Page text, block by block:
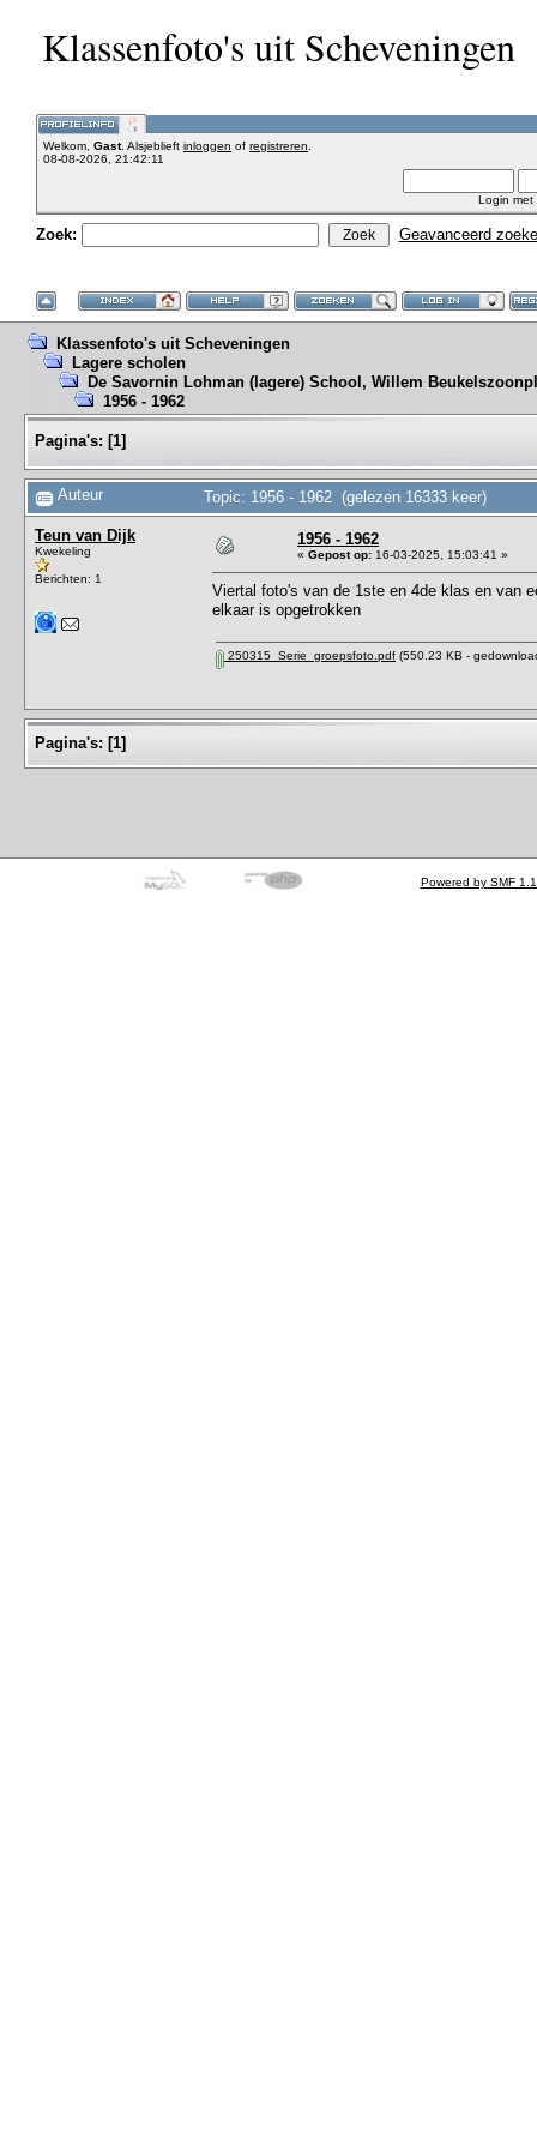
Klassenfoto's uit Scheveningen
Welkom, Gast. Alsjeblieft inloggen of registreren
08-08-2026, 21:42:11
Login met
Zoek: Geavanceerd
Klassenfoto's uit Scheveningen
Lagere scholen
De Savornin Lohman (lagere) School, Willem
1956 - 1962
Pagina's: [1]
Auteur Topic: 1956 - 1962 (gelezen 16333 keer)
Teun van Dijk
Kwekeling
Berichten: 1
1956 - 1962
« Gepost op: 16-03-2025, 15:03:41 »
Viertal foto's van de 1ste en 4de klas en van
elkaar is opgetrokken
250315_Serie_groepsfoto.pdf (550.23 KB -
Pagina's: [1]
Powered by SMF